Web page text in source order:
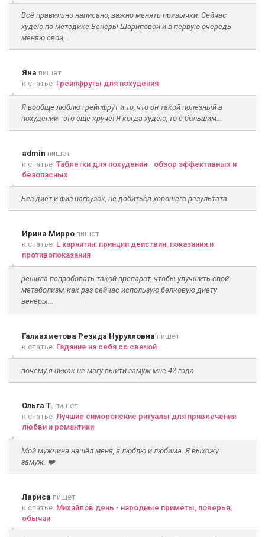
Всё правильно написано, важно менять привычки. Сейчас
худею по методике Венеры Шариповой и в первую очередь
меняю свои...
Яна пишет
к статье: Грейпфруты для похудения
Я вообще люблю грейпфрут и то, что он такой полезный в
похудении - это ещё круче! Я когда худею, то с большим...
admin пишет
к статье: Таблетки для похудения - обзор эффективных и
безопасных
Без диет и физ нагрузок, не добиться хорошего результата
Ирина Мирро пишет
к статье: L карнитин: принцип действия, показания и
противопоказания
решила попробовать такой препарат, чтобы улучшить свой
метаболизм, как раз сейчас использую белковую диету
венеры...
Галиахметова Резида Нурулловна пишет
к статье: Гадание на себя со свечой
почему я никак не магу выйти замуж мне 42 года
Ольга Т. пишет
к статье: Лучшие симоронские ритуалы для привлечения
любви и романтики
Мой мужчина нашёл меня, я люблю и любима. Я выхожу
замуж. ❤️
Лариса пишет
к статье: Михайлов день - народные приметы, поверья,
обычаи